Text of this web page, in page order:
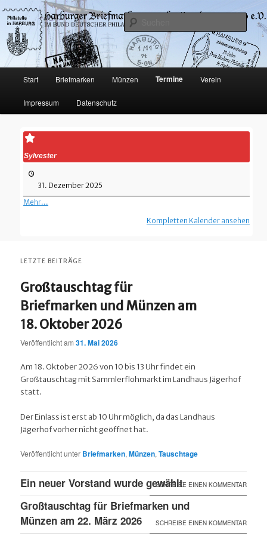
Harburger Briefmarkensammler-
Verein von 1920 e.V.
Philatelie und Münzen in Hamburg-Harburg
Zum
Inhalt
wechseln
Start Briefmarken Münzen Termine Verein
Impressum Datenschutz
Sylvester
31. Dezember 2025
Mehr...
Kompletten Kalender ansehen
LETZTE BEITRÄGE
Großtauschtag für
Briefmarken und Münzen am
18. Oktober 2026
Veröffentlicht am31. Mai 2026
Am 18. Oktober 2026 von 10 bis 13 Uhr findet ein
Großtauschtag mit Sammlerflohmarkt im Landhaus Jägerhof
statt.
Der Einlass ist erst ab 10 Uhr möglich, da das Landhaus
Jägerhof vorher nicht geöffnet hat.
Veröffentlicht unter Briefmarken,Münzen,Tauschtage
Ein neuer Vorstand wurde gewähltSCHREIBE EINEN KOMMENTAR
Großtauschtag für Briefmarken und
Münzen am 22. März 2026
SCHREIBE EINEN KOMMENTAR